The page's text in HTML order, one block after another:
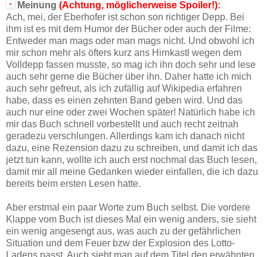
Meinung (Achtung, möglicherweise Spoiler!):
Ach, mei, der Eberhofer ist schon son richtiger Depp. Bei
ihm ist es mit dem Humor der Bücher oder auch der Filme:
Entweder man mags oder man mags nicht. Und obwohl ich
mir schon mehr als öfters kurz ans Hirnkastl wegen dem
Volldepp fassen musste, so mag ich ihn doch sehr und lese
auch sehr gerne die Bücher über ihn. Daher hatte ich mich
auch sehr gefreut, als ich zufällig auf Wikipedia erfahren
habe, dass es einen zehnten Band geben wird. Und das
auch nur eine oder zwei Wochen später! Natürlich habe ich
mir das Buch schnell vorbestellt und auch recht zeitnah
geradezu verschlungen. Allerdings kam ich danach nicht
dazu, eine Rezension dazu zu schreiben, und damit ich das
jetzt tun kann, wollte ich auch erst nochmal das Buch lesen,
damit mir all meine Gedanken wieder einfallen, die ich dazu
bereits beim ersten Lesen hatte.
Aber erstmal ein paar Worte zum Buch selbst. Die vordere
Klappe vom Buch ist dieses Mal ein wenig anders, sie sieht
ein wenig angesengt aus, was auch zu der gefährlichen
Situation und dem Feuer bzw der Explosion des Lotto-
Ladens passt. Auch sieht man auf dem Titel den erwähnten